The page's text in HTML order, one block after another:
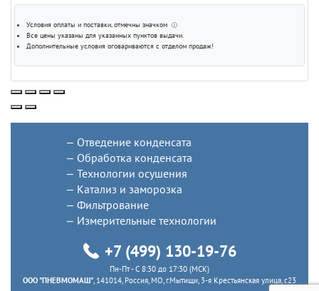
Условия оплаты и поставки, отмечны значком ⓘ
Все цены указаны для указанных пунктов выдачи.
Дополнительные условия оговариваются с отделом продаж!
Отведение конденсата
Обработка конденсата
Технологии осушения
Катализ и заморозка
Фильтрование
Измерительные технологии
+7 (499) 130-19-76
Пн-Пт - C 8:30 до 17:30 (МСК)
ООО "ПНЕВМОМАШ" , 141014, Россия, МО, г.Мытищи, 3-я Крестьянская улица, с23